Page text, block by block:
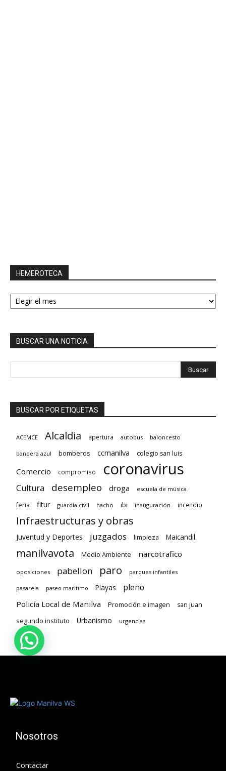
HEMEROTECA
HEMEROTECA
BUSCAR UNA NOTICIA
BUSCAR POR ETIQUETAS
ACEMCE Alcaldia apertura autobus baloncesto
bandera azul bomberos ccmanilva colegio san luis
Comercio compromiso coronavirus
Cultura desempleo droga escuela de música
feria fitur guardia civil hacho ibi inauguración incendio
Infraestructuras y obras
Juventud y Deportes juzgados limpieza Maicandil
manilvavota Medio Ambiente narcotrafico
oposiciones pabellon paro parques infantiles
pasarela paseo maritimo Playas pleno
Policía Local de Manilva Promoción e imagen san juan
segundo instituto Urbanismo urgencias
Nosotros
Contactar